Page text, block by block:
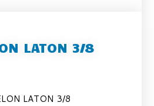
LATON 3/8
LATON 3/8